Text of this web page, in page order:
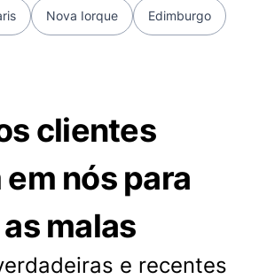
Nova Iorque Edimburgo
clientes
nós para
malas
e recentes